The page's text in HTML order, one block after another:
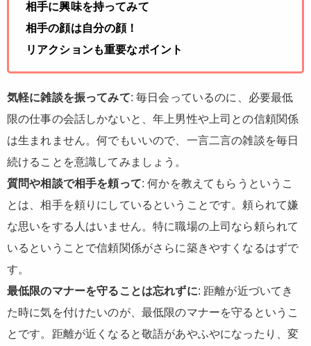
相手に興味を持ってみて
相手の顔は自分の顔！
リアクションも重要なポイント
気軽に雑談を振ってみて: 毎日会っているのに、必要最低
限の仕事の会話しかないと、年上男性や上司との信頼関係
は生まれません。何でもいいので、一言二言の雑談を毎日
続けることを意識してみましょう。
質問や相談で相手を頼って: 何かを教えてもらうというこ
とは、相手を頼りにしているということです。頼られて嫌
な思いをする人はいません。特に職場の上司なら頼られて
いるということで信頼関係がさらに築きやすくなるはずで
す。
最低限のマナーを守ることは忘れずに: 距離が近づいてき
た時に気を付けたいのが、最低限のマナーを守るというこ
とです。距離が近くなると敬語があやふやになったり、変